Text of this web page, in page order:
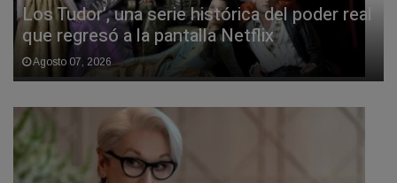
Los Tudor’, una serie histórica del poder real
que regresó a la pantalla Netflix
Agosto 07, 2026